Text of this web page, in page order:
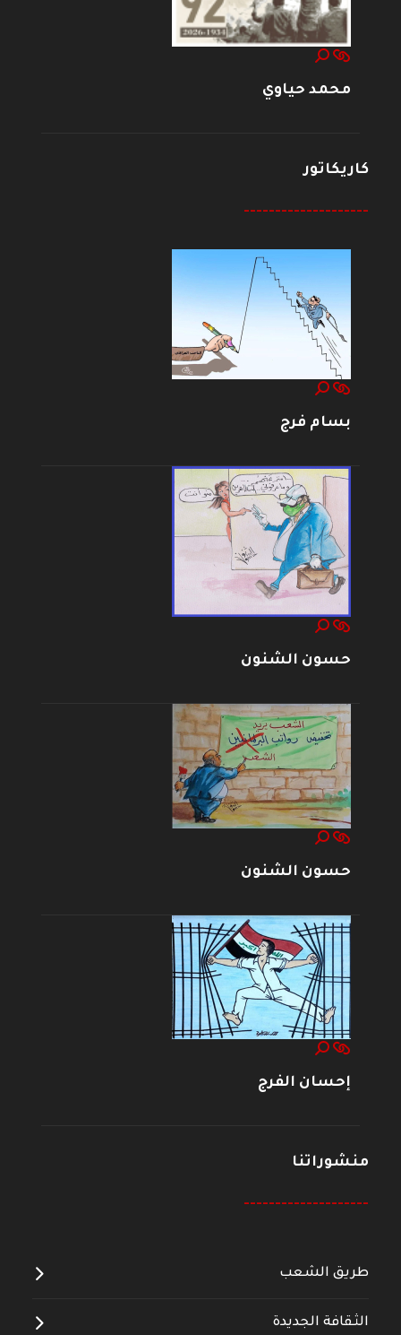
محمد حياوي
كاريكاتور
--------------------
بسام فرج
حسون الشنون
حسون الشنون
إحسان الفرج
منشوراتنا
--------------------
طريق الشعب
الثقافة الجديدة